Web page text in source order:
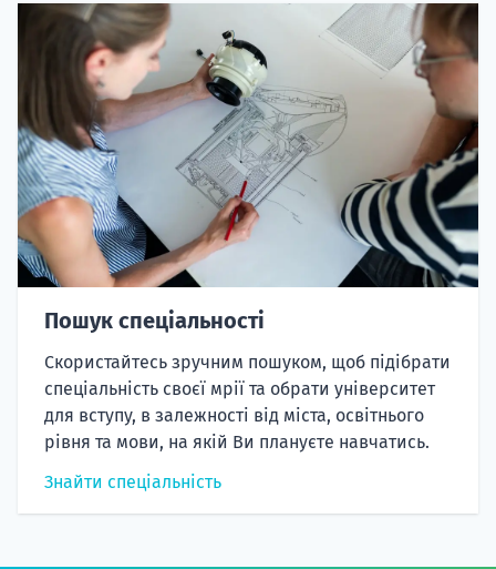
Пошук спеціальності
Скористайтесь зручним пошуком, щоб підібрати
спеціальність своєї мрії та обрати університет
для вступу, в залежності від міста, освітнього
рівня та мови, на якій Ви плануєте навчатись.
Знайти спеціальність